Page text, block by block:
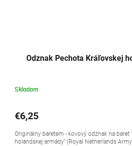
Odznak Pechota Kráľovskej
Skladom
€6,25
Originálny baretem - kovový odznak na baret
holandskej armády" (Royal Netherlands